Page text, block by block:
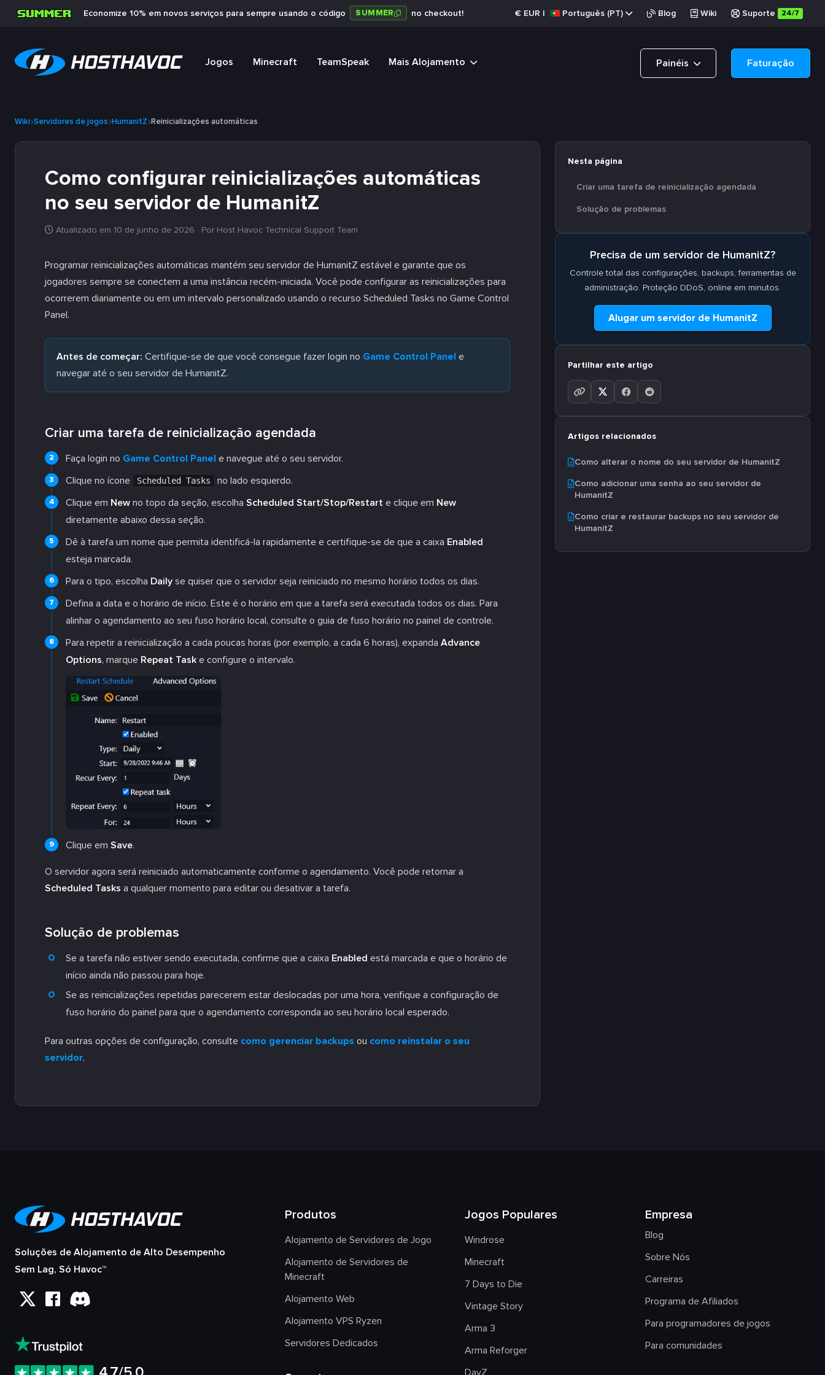
Economize 10% em novos serviços para sempre usando o código SUMMER no checkout! € EUR | Português (PT) Blog Wiki Suporte 24/7
Jogos Minecraft TeamSpeak Mais Alojamento Painéis Faturação
Wiki Servidores de jogos HumanitZ Reinicializações automáticas
Como configurar reinicializações automáticas
no seu servidor de HumanitZ
Atualizado em 10 de junho de 2026 · Por Host Havoc Technical Support Team
Programar reinicializações automáticas mantém seu servidor de HumanitZ estável e garante que os
jogadores sempre se conectem a uma instância recém-iniciada. Você pode configurar as reinicializações para
ocorrerem diariamente ou em um intervalo personalizado usando o recurso Scheduled Tasks no Game Control
Panel.
Antes de começar: Certifique-se de que você consegue fazer login no Game Control Panel e
navegar até o seu servidor de HumanitZ.
Criar uma tarefa de reinicialização agendada
Faça login no Game Control Panel e navegue até o seu servidor.
Clique no ícone
Scheduled Tasks
no lado esquerdo.
Clique em New no topo da seção, escolha Scheduled Start/Stop/Restart e clique em New
diretamente abaixo dessa seção.
Dê à tarefa um nome que permita identificá-la rapidamente e certifique-se de que a caixa Enabled
esteja marcada.
Para o tipo, escolha Daily se quiser que o servidor seja reiniciado no mesmo horário todos os dias.
Defina a data e o horário de início. Este é o horário em que a tarefa será executada todos os dias. Para
alinhar o agendamento ao seu fuso horário local, consulte o guia de fuso horário no painel de controle.
Para repetir a reinicialização a cada poucas horas (por exemplo, a cada 6 horas), expanda Advance
Options, marque Repeat Task e configure o intervalo.
Clique em Save.
O servidor agora será reiniciado automaticamente conforme o agendamento. Você pode retornar a
Scheduled Tasks a qualquer momento para editar ou desativar a tarefa.
Solução de problemas
Se a tarefa não estiver sendo executada, confirme que a caixa Enabled está marcada e que o horário de
início ainda não passou para hoje.
Se as reinicializações repetidas parecerem estar deslocadas por uma hora, verifique a configuração de
fuso horário do painel para que o agendamento corresponda ao seu horário local esperado.
Para outras opções de configuração, consulte como gerenciar backups ou como reinstalar o seu
servidor.
Nesta página
Criar uma tarefa de reinicialização agendada
Solução de problemas
Precisa de um servidor de HumanitZ?
Controle total das configurações, backups, ferramentas de
administração. Proteção DDoS, online em minutos.
Alugar um servidor de HumanitZ
Partilhar este artigo
Artigos relacionados
Como alterar o nome do seu servidor de HumanitZ
Como adicionar uma senha ao seu servidor de
HumanitZ
Como criar e restaurar backups no seu servidor de
HumanitZ
Soluções de Alojamento de Alto Desempenho
Sem Lag, Só Havoc™
Produtos
Alojamento de Servidores de Jogo
Alojamento de Servidores de
Minecraft
Alojamento Web
Alojamento VPS Ryzen
Servidores Dedicados
Jogos Populares
Windrose
Minecraft
7 Days to Die
Vintage Story
Arma 3
Arma Reforger
DayZ
Empresa
Blog
Sobre Nós
Carreiras
Programa de Afiliados
Para programadores de jogos
Para comunidades